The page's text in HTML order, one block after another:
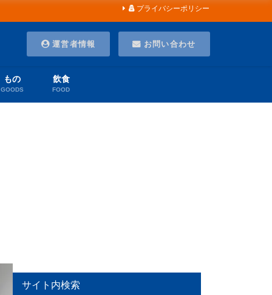
プライバシーポリシー
運営者情報 お問い合わせ
もの
GOODS
飲食
FOOD
サイト内検索